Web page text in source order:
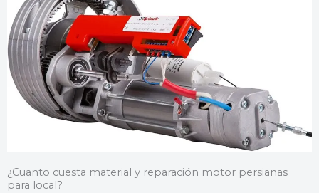
¿Cuanto cuesta material y reparación motor persianas
para local?